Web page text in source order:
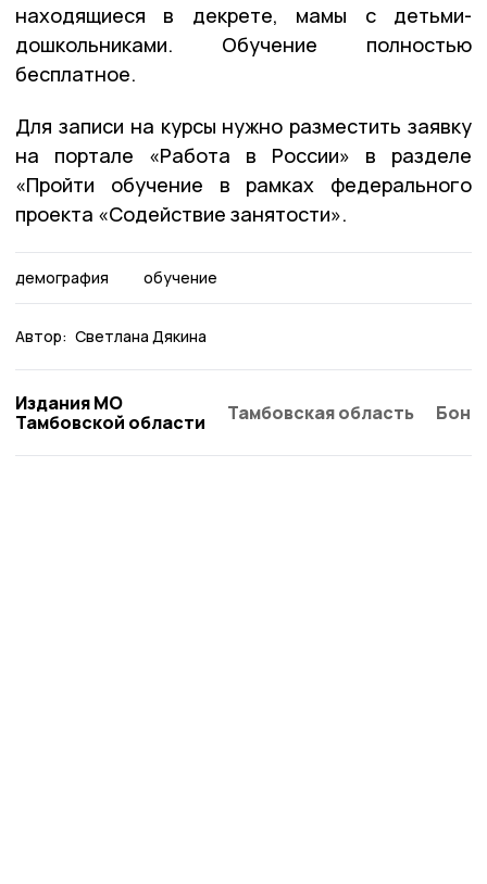
находящиеся в декрете, мамы с детьми-
дошкольниками. Обучение полностью
бесплатное.
Для записи на курсы нужно разместить заявку
на портале «Работа в России» в разделе
«Пройти обучение в рамках федерального
проекта «Содействие занятости».
демография обучение
Автор: Светлана Дякина
Издания МО
Тамбовской области
Тамбовская область